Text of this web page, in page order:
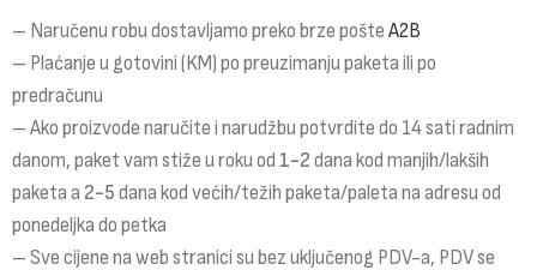
– Naručenu robu dostavljamo preko brze pošte A2B
– Plaćanje u gotovini (KM) po preuzimanju paketa ili po
predračunu
– Ako proizvode naručite i narudžbu potvrdite do 14 sati radnim
danom, paket vam stiže u roku od 1-2 dana kod manjih/lakših
paketa a 2-5 dana kod većih/težih paketa/paleta na adresu od
ponedeljka do petka
– Sve cijene na web stranici su bez uključenog PDV-a, PDV se